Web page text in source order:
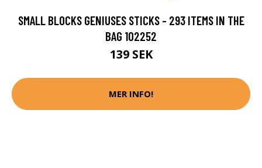
SMALL BLOCKS GENIUSES STICKS - 293 ITEMS IN THE
BAG 102252
139 SEK
MER INFO!